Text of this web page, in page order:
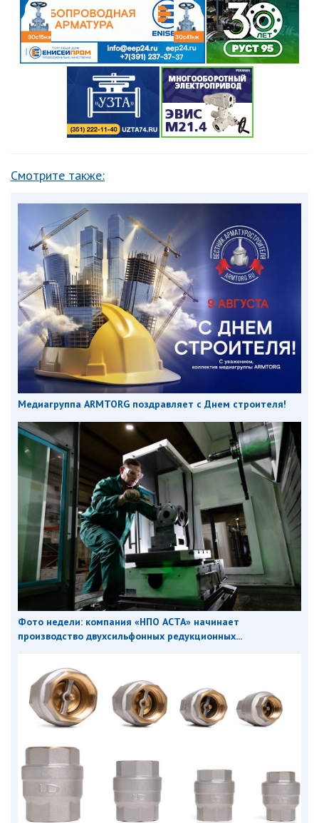
Смотрите также:
Медиагруппа ARMTORG поздравляет с Днем строителя!
Фото недели: компания «НПО АСТА» начинает
производство двухсильфонных редукционных...